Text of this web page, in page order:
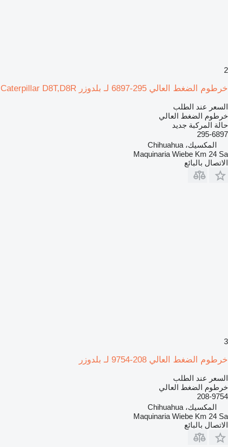
2
خرطوم الضغط العالي 295-6897 لـ بلدوزر Caterpillar D8T,D8R
السعر عند الطلب
خرطوم الضغط العالي
حالة المركبة جديد
295-6897
المكسيك، Chihuahua
Maquinaria Wiebe Km 24 Sa
الاتصال بالبائع
3
خرطوم الضغط العالي 208-9754 لـ بلدوزر
السعر عند الطلب
خرطوم الضغط العالي
208-9754
المكسيك، Chihuahua
Maquinaria Wiebe Km 24 Sa
الاتصال بالبائع